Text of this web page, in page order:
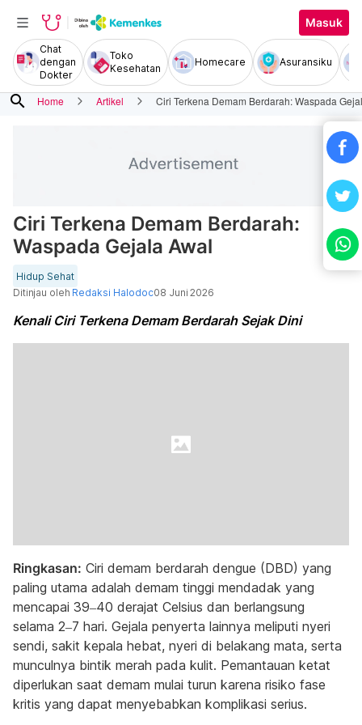
Masuk
Chat
dengan
Dokter
Toko
Kesehatan
Homecare Asuransiku
search Home Artikel Ciri Terkena Demam Berdarah: Waspada
Ciri Terkena Demam Berdarah:
Waspada Gejala Awal
Hidup Sehat
Ditinjau oleh Redaksi Halodoc08 Juni 2026
Kenali Ciri Terkena Demam Berdarah Sejak Dini
Ringkasan: Ciri demam berdarah dengue (DBD) yang
paling utama adalah demam tinggi mendadak yang
mencapai 39–40 derajat Celsius dan berlangsung
selama 2–7 hari. Gejala penyerta lainnya meliputi nyeri
sendi, sakit kepala hebat, nyeri di belakang mata, serta
munculnya bintik merah pada kulit. Pemantauan ketat
diperlukan saat demam mulai turun karena risiko fase
kritis yang dapat menyebabkan komplikasi serius.